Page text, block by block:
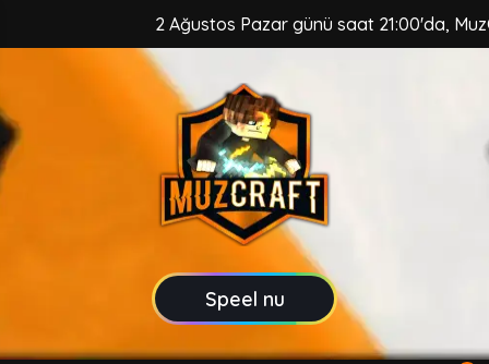
2 Ağustos Pazar günü saat 21:00'da, MuzCraft
Speel nu